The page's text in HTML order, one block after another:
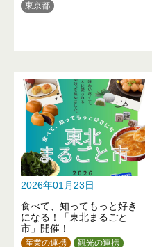
東京都
2026年01月23日
食べて、知ってもっと好き
になる！「東北まるごと
市」開催！
産業の連携
観光の連携